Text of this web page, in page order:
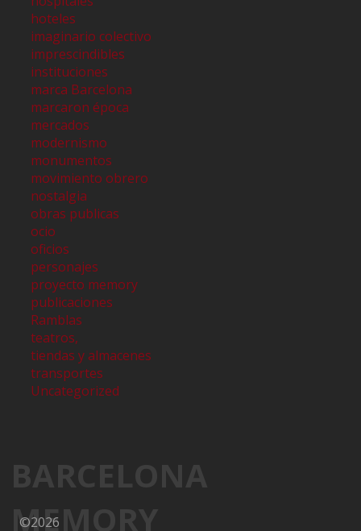
hoteles
imaginario colectivo
imprescindibles
instituciones
marca Barcelona
marcaron época
mercados
modernismo
monumentos
movimiento obrero
nostalgia
obras publicas
ocio
oficios
personajes
proyecto memory
publicaciones
Ramblas
teatros,
tiendas y almacenes
transportes
Uncategorized
BARCELONA
MEMORY
©2026